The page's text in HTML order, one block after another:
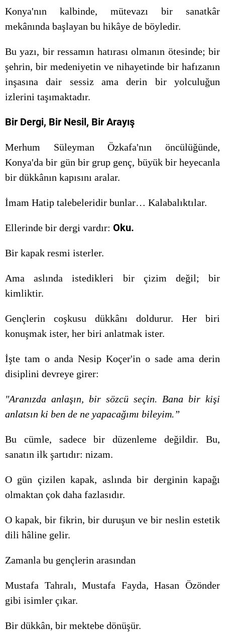
Konya'nın kalbinde, mütevazı bir sanatkâr
mekânında başlayan bu hikâye de böyledir.
Bu yazı, bir ressamın hatırası olmanın ötesinde; bir
şehrin, bir medeniyetin ve nihayetinde bir hafızanın
inşasına dair sessiz ama derin bir yolculuğun
izlerini taşımaktadır.
Bir Dergi, Bir Nesil, Bir Arayış
Merhum Süleyman Özkafa'nın öncülüğünde,
Konya'da bir gün bir grup genç, büyük bir heyecanla
bir dükkânın kapısını aralar.
İmam Hatip talebeleridir bunlar… Kalabalıktılar.
Ellerinde bir dergi vardır: Oku.
Bir kapak resmi isterler.
Ama aslında istedikleri bir çizim değil; bir
kimliktir.
Gençlerin coşkusu dükkânı doldurur. Her biri
konuşmak ister, her biri anlatmak ister.
İşte tam o anda Nesip Koçer'in o sade ama derin
disiplini devreye girer:
"Aranızda anlaşın, bir sözcü seçin. Bana bir kişi
anlatsın ki ben de ne yapacağımı bileyim.”
Bu cümle, sadece bir düzenleme değildir. Bu,
sanatın ilk şartıdır: nizam.
O gün çizilen kapak, aslında bir derginin kapağı
olmaktan çok daha fazlasıdır.
O kapak, bir fikrin, bir duruşun ve bir neslin estetik
dili hâline gelir.
Zamanla bu gençlerin arasından
Mustafa Tahralı, Mustafa Fayda, Hasan Özönder
gibi isimler çıkar.
Bir dükkân, bir mektebe dönüşür.